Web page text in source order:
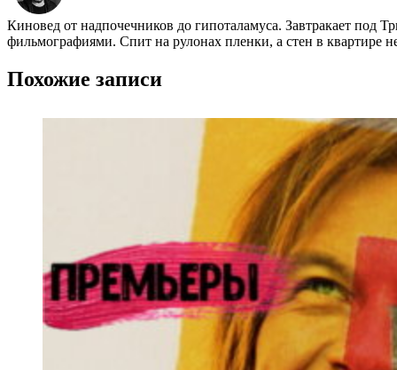
Киновед от надпочечников до гипоталамуса. Завтракает
фильмографиями. Спит на рулонах пленки, а стен в квартире
Похожие записи